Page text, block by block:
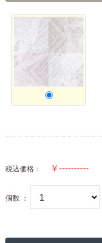
税込価格：
個数 ：